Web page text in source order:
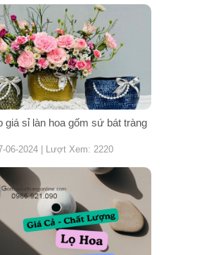
giá sỉ làn hoa gốm sứ bát tràng
06-2024 | Lượt Xem: 2220